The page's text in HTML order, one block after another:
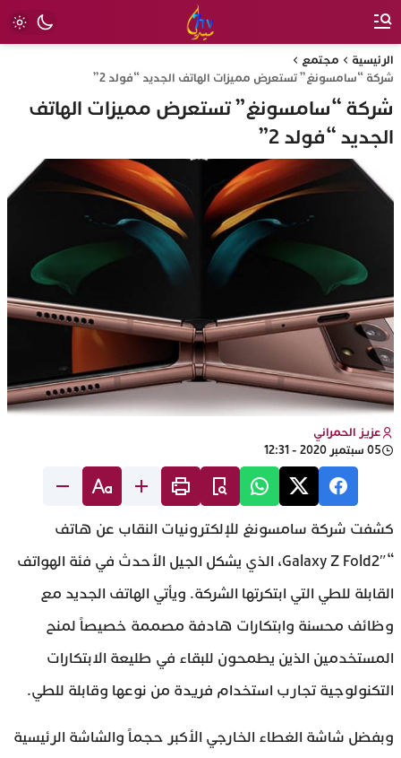
الرئيسية
مجتمع
شركة “سامسونغ” تستعرض مميزات الهاتف الجديد “فولد 2”
شركة “سامسونغ” تستعرض مميزات الهاتف
الجديد “فولد 2”
عزيز الحمراني
05 سبتمبر 2020 - 12:31
كشفت شركة سامسونغ للإلكترونيات النقاب عن هاتف
“Galaxy Z Fold2″، الذي يشكل الجيل الأحدث في فئة الهواتف
القابلة للطي التي ابتكرتها الشركة. ويأتي الهاتف الجديد مع
وظائف محسنة وابتكارات هادفة مصممة خصيصاً لمنح
المستخدمين الذين يطمحون للبقاء في طليعة الابتكارات
التكنولوجية تجارب استخدام فريدة من نوعها وقابلة للطي.
وبفضل شاشة الغطاء الخارجي الأكبر حجماً والشاشة الرئيسية